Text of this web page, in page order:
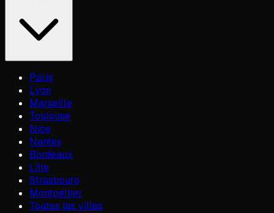
Paris
Lyon
Marseille
Toulouse
Nice
Nantes
Bordeaux
Lille
Strasbourg
Montpellier
Toutes les villes